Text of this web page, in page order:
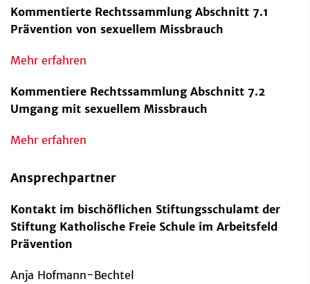
Kommentierte Rechtssammlung Abschnitt 7.1
Prävention von sexuellem Missbrauch
Mehr erfahren
Kommentiere Rechtssammlung Abschnitt 7.2
Umgang mit sexuellem Missbrauch
Mehr erfahren
Ansprechpartner
Kontakt im bischöflichen Stiftungsschulamt der
Stiftung Katholische Freie Schule im Arbeitsfeld
Prävention
Anja Hofmann-Bechtel